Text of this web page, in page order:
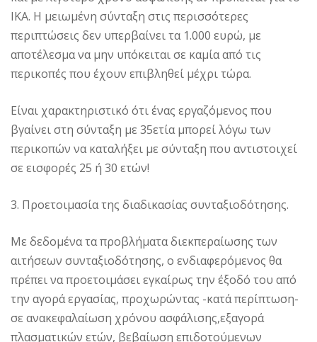
ΙΚΑ. Η µειωµένη σύνταξη στις περισσότερες
περιπτώσεις δεν υπερβαίνει τα 1.000 ευρώ, µε
αποτέλεσμα να µην υπόκειται σε καµία από τις
περικοπές που έχουν επιβληθεί µέχρι τώρα.
Είναι χαρακτηριστικό ότι ένας εργαζόµενος που
βγαίνει στη σύνταξη µε 35ετία µπορεί λόγω των
περικοπών να καταλήξει µε σύνταξη που αντιστοιχεί
σε εισφορές 25 ή 30 ετών!
3. Προετοιμασία της διαδικασίας συνταξιοδότησης.
Με δεδομένα τα προβλήματα διεκπεραίωσης των
αιτήσεων συνταξιοδότησης, ο ενδιαφερόμενος θα
πρέπει να προετοιμάσει εγκαίρως την έξοδό του από
την αγορά εργασίας, προχωρώντας -κατά περίπτωση-
σε ανακεφαλαίωση χρόνου ασφάλισης,εξαγορά
πλασματικών ετών, βεβαίωση επιδοτούμενων